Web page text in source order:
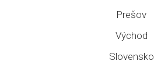
Prešov
Východ
Slovensko